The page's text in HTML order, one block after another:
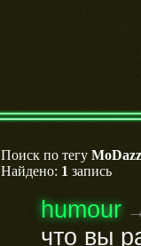
Поиск по тегу
Найдено: 1 запись
humour
что вы